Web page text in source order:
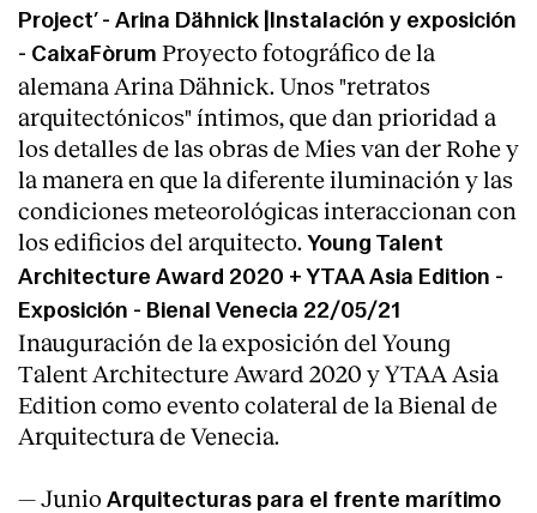
Project’ - Arina Dähnick |Instalación y exposición
- CaixaFòrum Proyecto fotográfico de la
alemana Arina Dähnick. Unos "retratos
arquitectónicos" íntimos, que dan prioridad a
los detalles de las obras de Mies van der Rohe y
la manera en que la diferente iluminación y las
condiciones meteorológicas interaccionan con
los edificios del arquitecto. Young Talent
Architecture Award 2020 + YTAA Asia Edition -
Exposición - Bienal Venecia 22/05/21
Inauguración de la exposición del Young
Talent Architecture Award 2020 y YTAA Asia
Edition como evento colateral de la Bienal de
Arquitectura de Venecia.
— Junio Arquitecturas para el frente marítimo